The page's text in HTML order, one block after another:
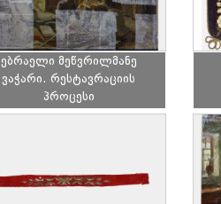
ებრაელი მეწვრილმანე
ვაჭარი. რესტავრაციის
პროცესი